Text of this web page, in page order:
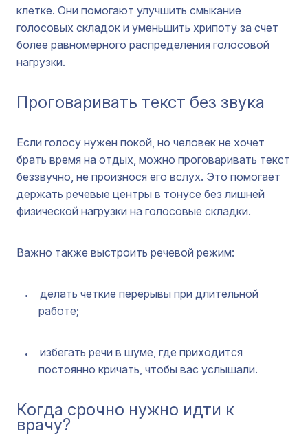
клетке. Они помогают улучшить смыкание
голосовых складок и уменьшить хрипоту за счет
более равномерного распределения голосовой
нагрузки.
Проговаривать текст без звука
Если голосу нужен покой, но человек не хочет
брать время на отдых, можно проговаривать текст
беззвучно, не произнося его вслух. Это помогает
держать речевые центры в тонусе без лишней
физической нагрузки на голосовые складки.
Важно также выстроить речевой режим:
делать четкие перерывы при длительной
работе;
избегать речи в шуме, где приходится
постоянно кричать, чтобы вас услышали.
Когда срочно нужно идти к
врачу?